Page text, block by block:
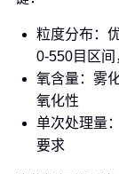
粒度分布：
0-550目区
氧含量：雾
氧化性
单次处理量
要求